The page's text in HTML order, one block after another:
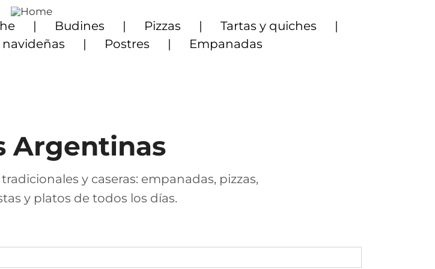
Budines Pizzas
Tartas y quiches
navideñas Postres Empanadas
Argentinas
y caseras: empanadas, pizzas,
y platos de todos los días.